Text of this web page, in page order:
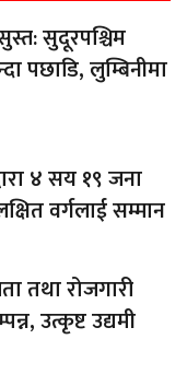
सुदूरपश्चिम
पछाडि, लुम्बिनीमा
४ सय १९ जना
वर्गलाई सम्मान
तथा रोजगारी
उत्कृष्ट उद्यमी